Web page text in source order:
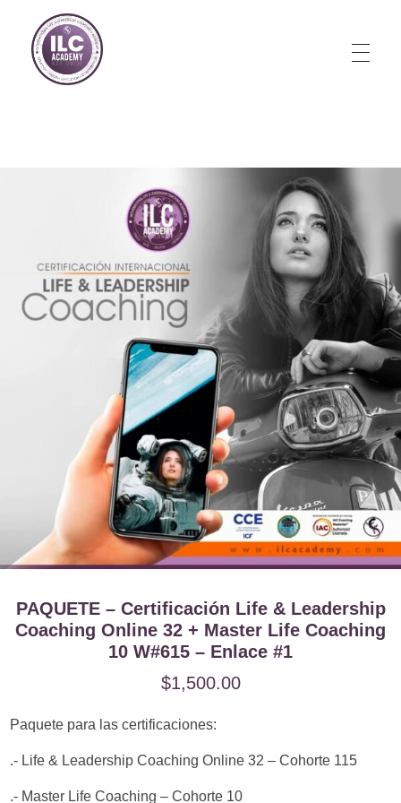
PAQUETE – Certificación Life & Leadership
Coaching Online 32 + Master Life Coaching
10 W#615 – Enlace #1
$1,500.00
Paquete para las certificaciones:
.- Life & Leadership Coaching Online 32 – Cohorte 115
.- Master Life Coaching – Cohorte 10